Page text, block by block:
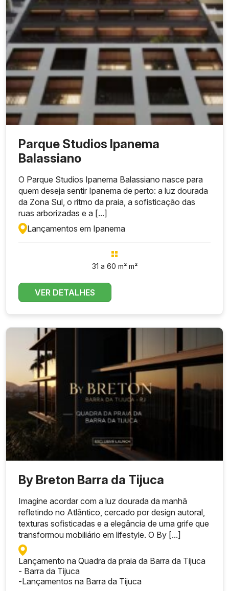
Parque Studios Ipanema
Balassiano
O Parque Studios Ipanema Balassiano nasce para
quem deseja sentir Ipanema de perto: a luz dourada
da Zona Sul, o ritmo da praia, a sofisticação das
ruas arborizadas e a [...]
Lançamentos em Ipanema
31 a 60 m² m²
VER DETALHES
By Breton Barra da Tijuca
Imagine acordar com a luz dourada da manhã
refletindo no Atlântico, cercado por design autoral,
texturas sofisticadas e a elegância de uma grife que
transformou mobiliário em lifestyle. O By [...]
Lançamento na Quadra da praia da Barra da Tijuca
- Barra da Tijuca
-Lançamentos na Barra da Tijuca